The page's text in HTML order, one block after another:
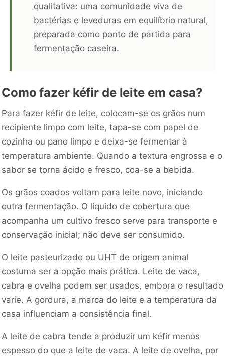
qualitativa: uma comunidade viva de
bactérias e leveduras em equilíbrio natural,
preparada como ponto de partida para
fermentação caseira.
Como fazer kéfir de leite em casa?
Para fazer kéfir de leite, colocam-se os grãos num
recipiente limpo com leite, tapa-se com papel de
cozinha ou pano limpo e deixa-se fermentar à
temperatura ambiente. Quando a textura engrossa e o
sabor se torna ácido e fresco, coa-se a bebida.
Os grãos coados voltam para leite novo, iniciando
outra fermentação. O líquido de cobertura que
acompanha um cultivo fresco serve para transporte e
conservação inicial; não deve ser consumido.
O leite pasteurizado ou UHT de origem animal
costuma ser a opção mais prática. Leite de vaca,
cabra e ovelha podem ser usados, embora o resultado
varie. A gordura, a marca do leite e a temperatura da
casa influenciam a consistência final.
A leite de cabra tende a produzir um kéfir menos
espesso do que a leite de vaca. A leite de ovelha, por